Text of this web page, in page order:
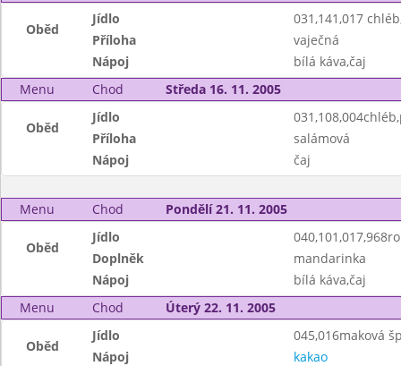
Oběd
Jídlo
031,141,017
Příloha
vaječná
Nápoj
bílá káva,čaj
Menu
Chod Středa 16. 11. 2005
Oběd
Jídlo
Příloha
salámová
Nápoj
čaj
Menu Chod Pondělí 21. 11. 2005
Oběd
Jídlo
Doplněk
mandarinka
Nápoj
bílá káva,čaj
Menu
Chod Úterý 22. 11. 2005
Oběd
Jídlo
045,016maková
Nápoj
kakao